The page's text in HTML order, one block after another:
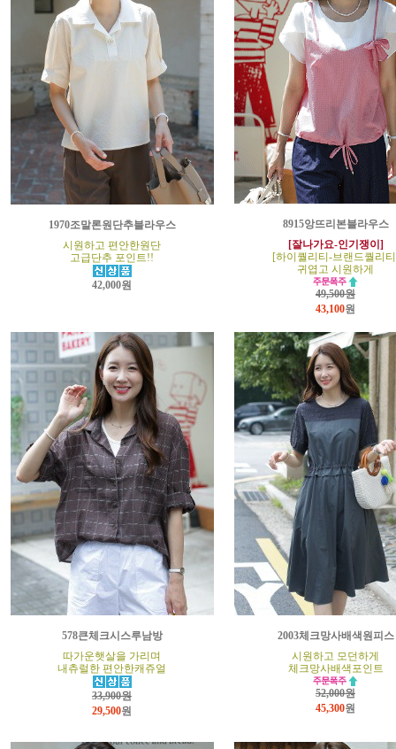
1970조말론원단추블라우스
시원하고 편안한원단
고급단추 포인트!!
42,000원
8915앙뜨리본블라우스
[잘나가요-인기쟁이]
[하이퀄리티-브랜드퀄리
귀엽고 시원하게
49,500원
43,100원
578큰체크시스루남방
따가운햇살을 가리며
내츄럴한 편안한캐쥬얼
33,900원
29,500원
2003체크망사배색원피스
시원하고 모던하게
체크망사배색포인트
52,000원
45,300원